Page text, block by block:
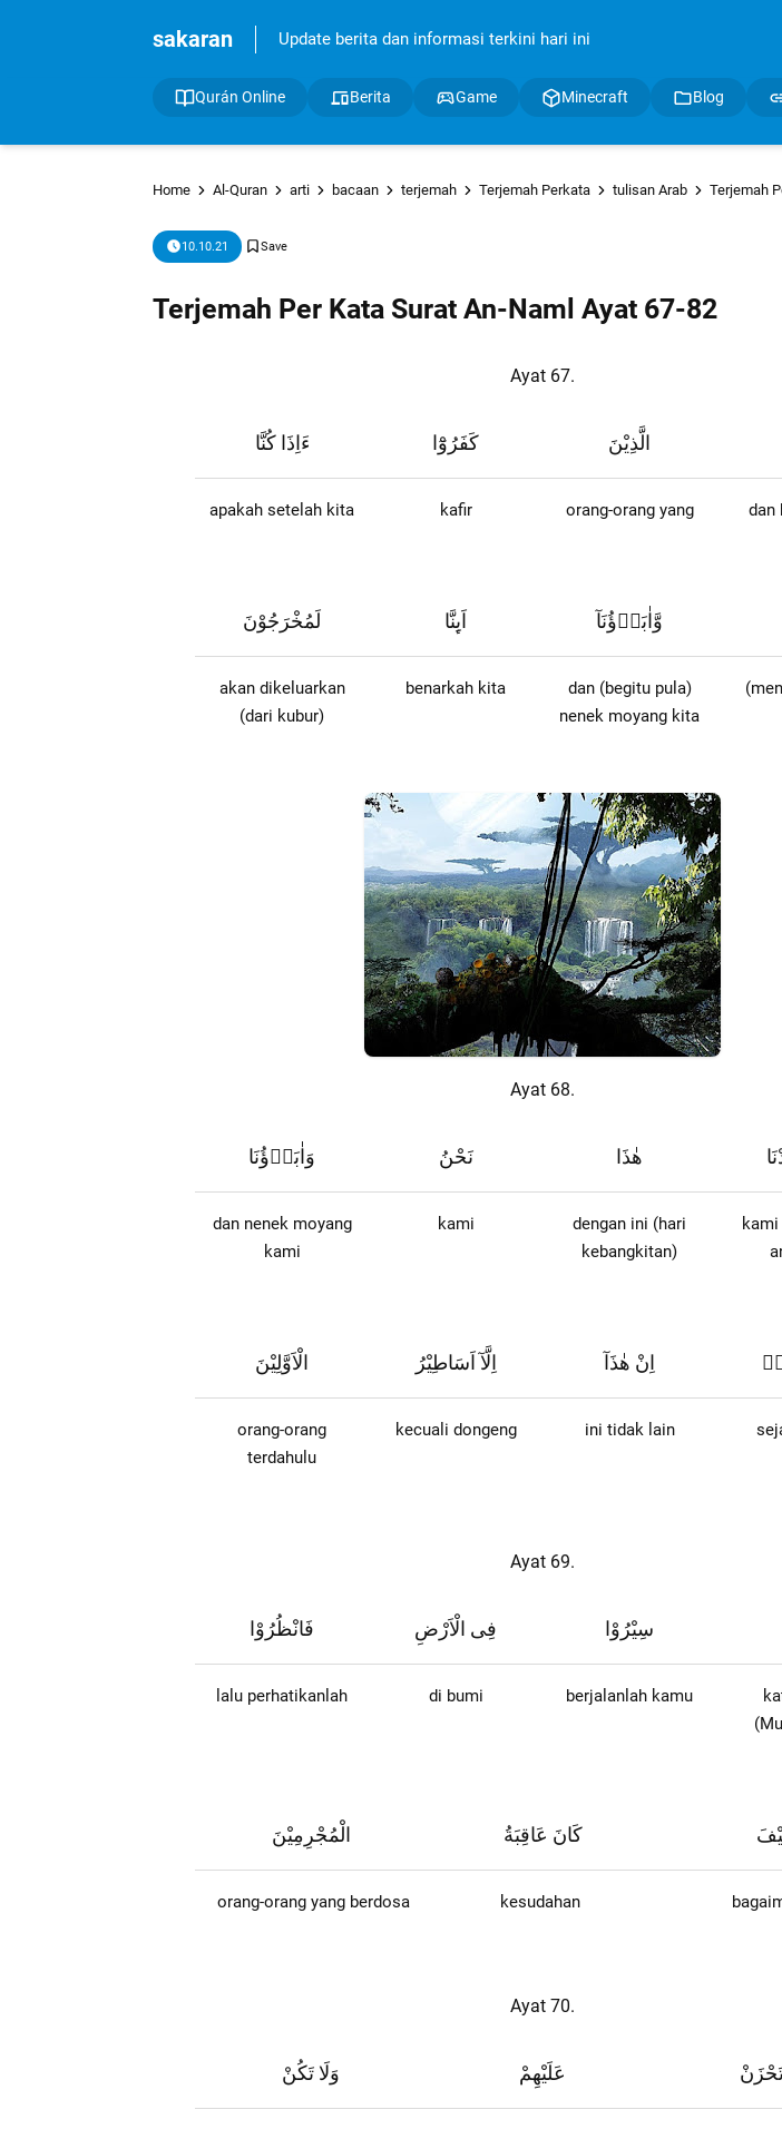
sakaran Update berita dan informasi terkini hari ini
Qurán Online Berita Game Minecraft Blog
Home Al-Quran arti bacaan terjemah Terjemah Perkata tulisan Arab Terjemah Per
10.10.21
Terjemah Per Kata Surat An-Naml Ayat 67-82
Ayat 67.
ءَاِذَا كُنَّا كَفَرُوْٓا الَّذِيْنَ
apakah setelah kita kafir orang-orang yang dan
لَمُخْرَجُوْنَ اَىِٕنَّا وَّاٰبَاۤؤُنَآ
akan dikeluarkan
(dari kubur)
benarkah kita
dan (begitu pula)
nenek moyang kita
Ayat 68.
وَاٰبَاۤؤُنَا نَحْنُ هٰذَا
dan nenek moyang
kami
kami
dengan ini (hari
kebangkitan)
الْاَوَّلِيْنَ اِلَّآ اَسَاطِيْرُ اِنْ هٰذَآ
orang-orang
terdahulu
kecuali dongeng ini tidak lain
Ayat 69.
فَانْظُرُوْا فِى الْاَرْضِ سِيْرُوْا
lalu perhatikanlah di bumi berjalanlah kamu
الْمُجْرِمِيْنَ كَانَ عَاقِبَةُ
orang-orang yang berdosa kesudahan
Ayat 70.
وَلَا تَكُنْ عَلَيْهِمْ تَحْزَنْ